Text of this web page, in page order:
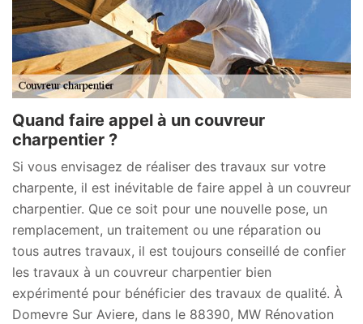
Quand faire appel à un couvreur
charpentier ?
Si vous envisagez de réaliser des travaux sur votre
charpente, il est inévitable de faire appel à un couvreur
charpentier. Que ce soit pour une nouvelle pose, un
remplacement, un traitement ou une réparation ou
tous autres travaux, il est toujours conseillé de confier
les travaux à un couvreur charpentier bien
expérimenté pour bénéficier des travaux de qualité. À
Domevre Sur Aviere, dans le 88390, MW Rénovation